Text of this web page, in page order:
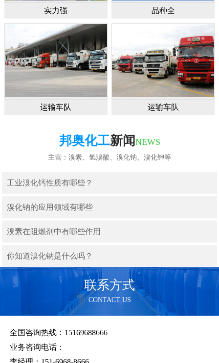
实力强 品种全
运输车队 运输车队
邦奥化工新闻 NEWS
主营：溴素、氢溴酸、溴化钠、溴化钾等
工业溴化钙性质有哪些？
溴化钠的应用领域有哪些
溴素在阻燃剂中有哪些作用
你知道溴化钠是什么吗？
联系方式
CONTACT US
全国咨询热线：15169688666
业务咨询电话：